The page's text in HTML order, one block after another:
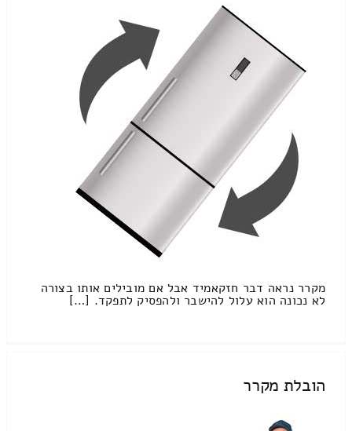
מקרר נראה דבר חזקאמיד אבל אם מובילים אותו בצורה
לא נכונה הוא עלול להישבר ולהפסיק לתפקד. […]
הובלת מקרר